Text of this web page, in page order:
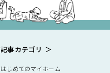
記事カテゴリ
はじめてのマイホーム